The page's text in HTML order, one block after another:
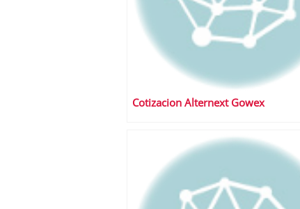
Cotizacion Alternext Gowex